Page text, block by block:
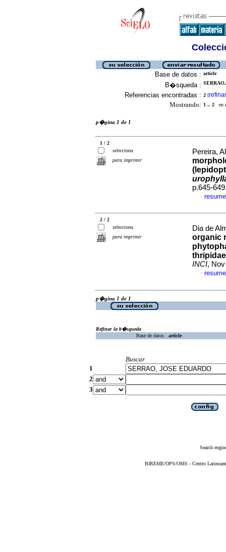
Base de datos : article
B�squeda :
Referencias encontradas : 2 [refinar
Mostrando: 1 .. 2 en
p�gina 1 de 1
1 / 2
selecciona
para imprimir
Pereira,
p.645-
·
2 / 2
selecciona
para imprimir
Dia de
organic
INCI,
·
p�gina 1 de 1
Refinar la b�squeda
Base de datos : article
Buscar
1
2
3
Search
BIREME/OPS/OMS - Centro